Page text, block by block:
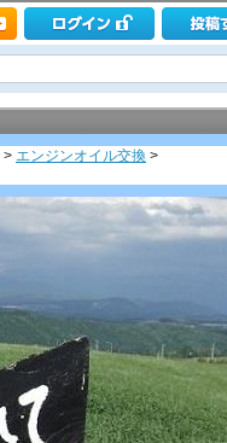
> エンジンオイル交換 >